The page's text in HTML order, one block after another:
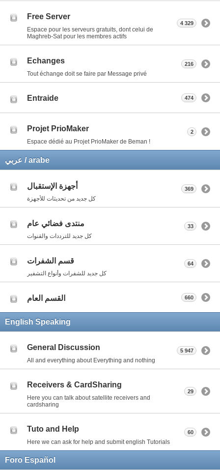
Free Server
Espace pour les serveurs gratuits, dont celui de
Maghreb-Sat pour les membres actifs
4 329
Echanges
Tout échange doit se faire par Message privé
216
Entraide 474
Projet PrioMaker
Espace dédié au Projet PrioMaker de Beman !
2
عربي / arabe
أجهزة الإستقبال
كل جديد من تحديثات للأجهزة
369
منتدى فضائي عام
كل جديد للترددات والقنوات
33
قسم الشفرات
كل جديد للشفرات وأنواع التشفير
64
القسم العام 660
English Speaking
General Discussion
All and everything about Everything and nothing
5 947
Receivers & CardSharing
Here you can talk about satellite receivers and
cardsharing
29
Tuto and Help
Here we can ask for help and submit english Tutorials
60
Foro Español